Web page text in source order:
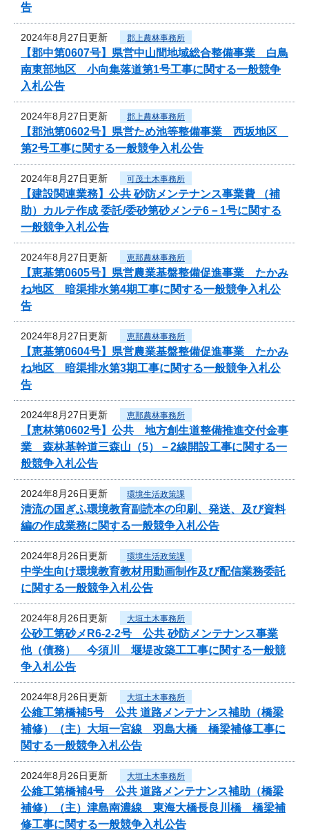
告
2024年8月27日更新 郡上農林事務所
【郡中第0607号】県営中山間地域総合整備事業 白鳥
南東部地区 小向集落道第1号工事に関する一般競争
入札公告
2024年8月27日更新 郡上農林事務所
【郡池第0602号】県営ため池等整備事業 西坂地区
第2号工事に関する一般競争入札公告
2024年8月27日更新 可茂土木事務所
【建設関連業務】公共 砂防メンテナンス事業費 （補
助）カルテ作成 委託/委砂第砂メンテ6－1号に関する
一般競争入札公告
2024年8月27日更新 恵那農林事務所
【恵基第0605号】県営農業基盤整備促進事業 たかみ
ね地区 暗渠排水第4期工事に関する一般競争入札公
告
2024年8月27日更新 恵那農林事務所
【恵基第0604号】県営農業基盤整備促進事業 たかみ
ね地区 暗渠排水第3期工事に関する一般競争入札公
告
2024年8月27日更新 恵那農林事務所
【恵林第0602号】公共 地方創生道整備推進交付金事
業 森林基幹道三森山（5）－2線開設工事に関する一
般競争入札公告
2024年8月26日更新 環境生活政策課
清流の国ぎふ環境教育副読本の印刷、発送、及び資料
編の作成業務に関する一般競争入札公告
2024年8月26日更新 環境生活政策課
中学生向け環境教育教材用動画制作及び配信業務委託
に関する一般競争入札公告
2024年8月26日更新 大垣土木事務所
公砂工第砂メR6-2-2号 公共 砂防メンテナンス事業
他（債務） 今須川 堰堤改築工工事に関する一般競
争入札公告
2024年8月26日更新 大垣土木事務所
公維工第橋補5号 公共 道路メンテナンス補助（橋梁
補修）（主）大垣一宮線 羽島大橋 橋梁補修工事に
関する一般競争入札公告
2024年8月26日更新 大垣土木事務所
公維工第橋補4号 公共 道路メンテナンス補助（橋梁
補修）（主）津島南濃線 東海大橋長良川橋 橋梁補
修工事に関する一般競争入札公告